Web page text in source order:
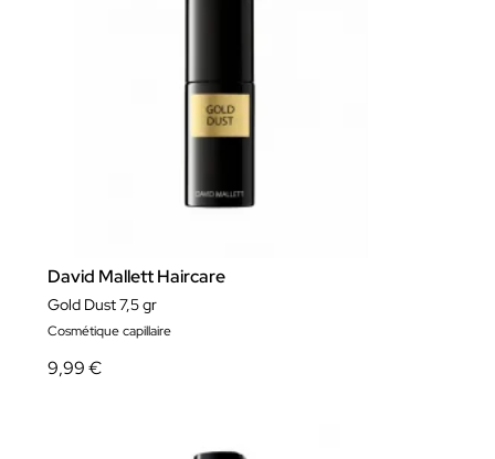
David Mallett Haircare
Gold Dust 7,5 gr
Cosmétique capillaire
9,99 €